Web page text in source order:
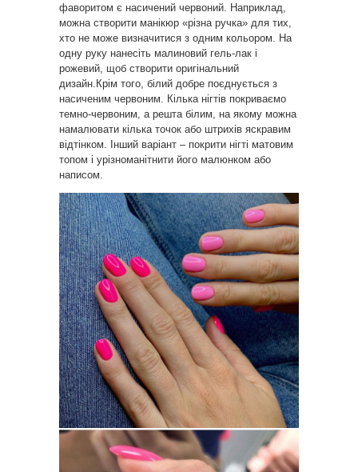
фаворитом є насичений червоний. Наприклад,
можна створити манікюр «різна ручка» для тих,
хто не може визначитися з одним кольором. На
одну руку нанесіть малиновий гель-лак і
рожевий, щоб створити оригінальний
дизайн.Крім того, білий добре поєднується з
насиченим червоним. Кілька нігтів покриваємо
темно-червоним, а решта білим, на якому можна
намалювати кілька точок або штрихів яскравим
відтінком. Інший варіант – покрити нігті матовим
топом і урізноманітнити його малюнком або
написом.